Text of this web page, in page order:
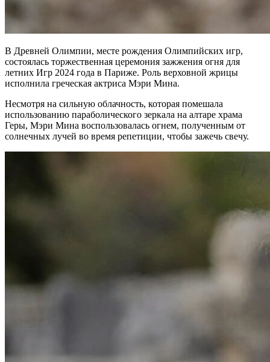
В Древней Олимпии, месте рождения Олимпийских игр,
состоялась торжественная церемония зажжения огня для
летних Игр 2024 года в Париже. Роль верховной жрицы
исполнила греческая актриса Мэри Мина.
Несмотря на сильную облачность, которая помешала
использованию параболического зеркала на алтаре храма
Геры, Мэри Мина воспользовалась огнем, полученным от
солнечных лучей во время репетиции, чтобы зажечь свечу.